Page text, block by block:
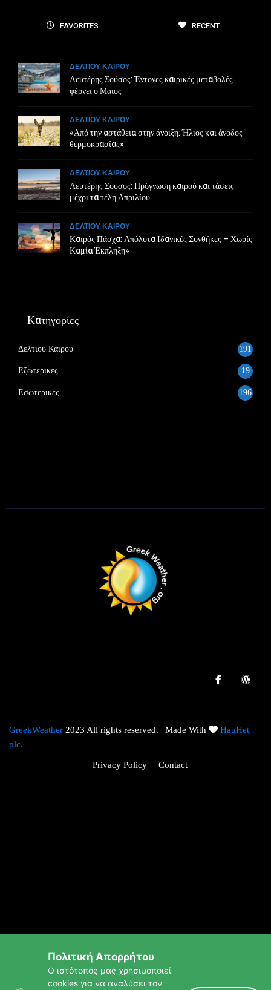
FAVORITES RECENT
ΔΕΛΤΙΟΥ ΚΑΙΡΟΥ
Λευτέρης Σούσος: Έντονες καιρικές μεταβολές
φέρνει ο Μάιος
ΔΕΛΤΙΟΥ ΚΑΙΡΟΥ
«Από την αστάθεια στην άνοιξη: Ήλιος και άνοδος
θερμοκρασίας»
ΔΕΛΤΙΟΥ ΚΑΙΡΟΥ
Λευτέρης Σούσος: Πρόγνωση καιρού και τάσεις
μέχρι τα τέλη Απριλίου
ΔΕΛΤΙΟΥ ΚΑΙΡΟΥ
Καιρός Πάσχα: Απόλυτα Ιδανικές Συνθήκες – Χωρίς
Καμία Έκπληξη»
Κατηγορίες
Δελτιου Καιρου 191
Εξωτερικες 19
Εσωτερικες 196
GreekWeather 2023 All rights reserved. | Made With
HauHet
plc.
Privacy Policy Contact
Πολιτική Απορρήτου
Ο ιστότοπός μας χρησιμοποιεί
cookies για να αναλύσει τον